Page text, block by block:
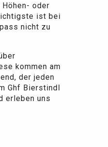
Höhen- oder
ist bei
nicht zu
kommen am
der jeden
Ghf Bierstindl
erleben uns